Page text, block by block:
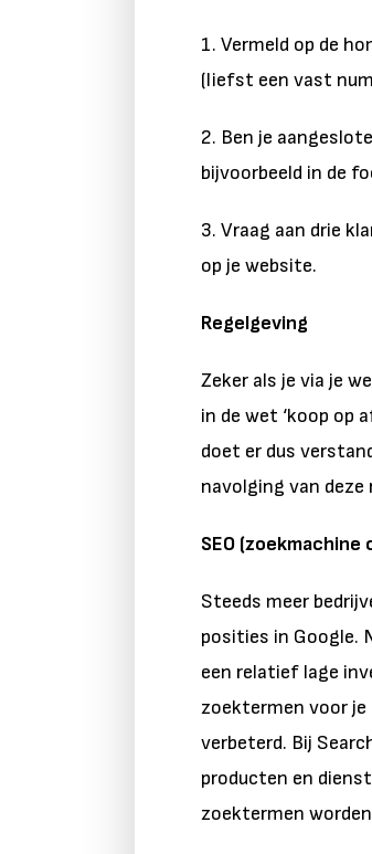
1. Vermeld op de
(liefst een vast
2. Ben je
bijvoorbeeld in de
3. Vraag aan drie
op je website.
Regelgeving
Zeker als je via je
in de wet ‘koop op
doet er dus
navolging van
SEO
Steeds meer
posities in Google.
een relatief lage
zoektermen voor je
verbeterd. Bij
producten en
zoektermen